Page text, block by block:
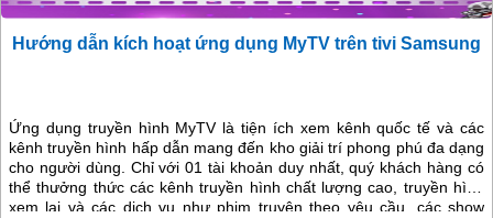
Hướng dẫn kích hoạt ứng dụng MyTV trên tivi Samsung
Ứng dụng truyền hình MyTV là tiện ích xem kênh quốc tế và các
kênh truyền hình hấp dẫn mang đến kho giải trí phong phú đa dạng
cho người dùng. Chỉ với 01 tài khoản duy nhất, quý khách hàng có
thể thưởng thức các kênh truyền hình chất lượng cao, truyền hình
xem lại và các dịch vụ như phim truyện theo yêu cầu, các show